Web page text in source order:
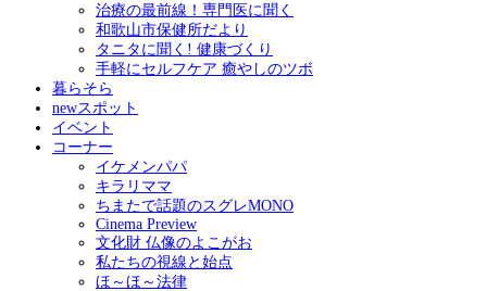
治療の最前線！専門医に聞く
和歌山市保健所だより
タニタに聞く! 健康づくり
手軽にセルフケア 癒やしのツボ
暮らそら
newスポット
イベント
コーナー
イケメンパパ
キラリママ
ちまたで話題のスグレMONO
Cinema Preview
文化財 仏像のよこがお
私たちの視線と始点
ほ～ほ～法律